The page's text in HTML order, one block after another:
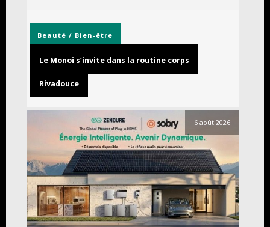
Beauté / Bien-être
Le Monoï s’invite dans la routine corps
Rivadouce
6 août 2026